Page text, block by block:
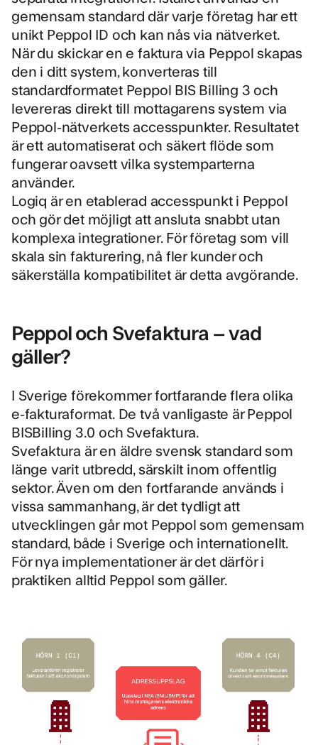
gemensam standard där varje företag har ett
unikt Peppol ID och kan nås via nätverket.
När du skickar en e faktura via Peppol skapas
den i ditt system, konverteras till
standardformatet Peppol BIS Billing 3 och
levereras direkt till mottagarens system via
Peppol-nätverkets accesspunkter. Resultatet
är ett automatiserat och säkert flöde som
fungerar oavsett vilka systemparterna
använder.
Logiq är en etablerad accesspunkt i Peppol
och gör det möjligt att ansluta snabbt utan
komplexa integrationer. För företag som vill
skala sin fakturering, nå fler kunder och
säkerställa kompatibilitet är detta avgörande.
Peppol och Svefaktura – vad
gäller?
I Sverige förekommer fortfarande flera olika
e-fakturaformat. De två vanligaste ärPeppol
BISBilling 3.0 och Svefaktura.
Svefaktura är en äldre svensk standard som
länge varit utbredd, särskilt inom offentlig
sektor. Även om den fortfarande används i
vissa sammanhang, är det tydligt att
utvecklingen går mot Peppol som gemensam
standard, både i Sverige och internationellt.
För nya implementationer är det därför i
praktiken alltid Peppol som gäller.